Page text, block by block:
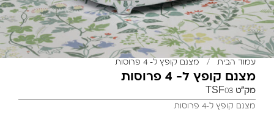
עמוד הבית / מצנם קופץ ל- 4 פרוסות
מצנם קופץ ל- 4 פרוסות
מק"ט TSF03
מצנם קופץ ל-4 פרוסות